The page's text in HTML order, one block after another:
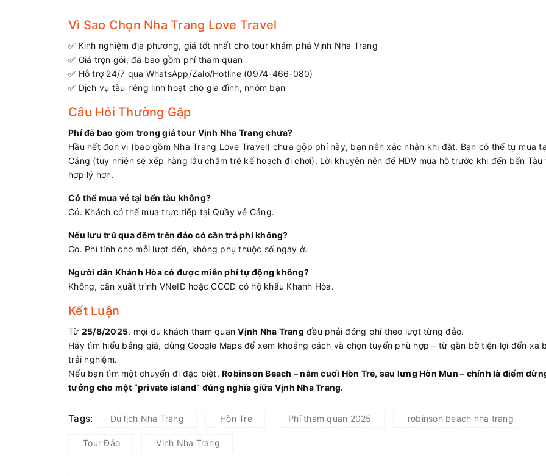
Vì Sao Chọn Nha Trang Love Travel
✅ Kinh nghiệm địa phương, giá tốt nhất cho tour khám phá Vịnh Nha Trang
✅ Giá trọn gói, đã bao gồm phí tham quan
✅ Hỗ trợ 24/7 qua WhatsApp/Zalo/Hotline (0974-466-080)
✅ Dịch vụ tàu riêng linh hoạt cho gia đình, nhóm bạn
Câu Hỏi Thường Gặp
Phí đã bao gồm trong giá tour Vịnh Nha Trang chưa?
Hầu hết đơn vị (bao gồm Nha Trang Love Travel) chưa gộp phí này, bạn nên xác nhận khi đặt. Bạn có thể tự mua
Cảng (tuy nhiên sẽ xếp hàng lâu chậm trễ kế hoạch đi chơi). Lời khuyên nên để HDV mua hộ trước khi đến bến Tàu
hợp lý hơn.
Có thể mua vé tại bến tàu không?
Có. Khách có thể mua trực tiếp tại Quầy vé Cảng.
Nếu lưu trú qua đêm trên đảo có cần trả phí không?
Có. Phí tính cho mỗi lượt đến, không phụ thuộc số ngày ở.
Người dân Khánh Hòa có được miễn phí tự động không?
Không, cần xuất trình VNeID hoặc CCCD có hộ khẩu Khánh Hòa.
Kết Luận
Từ 25/8/2025, mọi du khách tham quanVịnh Nha Trang đều phải đóng phí theo lượt từng đảo.
Hãy tìm hiểu bảng giá, dùng Google Maps để xem khoảng cách và chọn tuyến phù hợp – từ gần bờ tiện lợi đến xa
trải nghiệm.
Nếu bạn tìm một chuyến đi đặc biệt, Robinson Beach – nằm cuối Hòn Tre, sau lưng Hòn Mun – chính là điểm
tưởng cho một “private island” đúng nghĩa giữa Vịnh Nha Trang.
Tags: Du lịch Nha Trang Hòn Tre Phí tham quan 2025 robinson beach nha trang
Tour Đảo Vịnh Nha Trang